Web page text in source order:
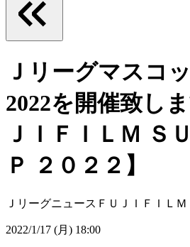
Ｊリーグマスコ
2022を開催致し
ＪＩＦＩＬＭ Ｓ
Ｐ ２０２２】
Ｊリーグニュース ＦＵＪＩＦＩＬ
2022/1/17 (月) 18:00